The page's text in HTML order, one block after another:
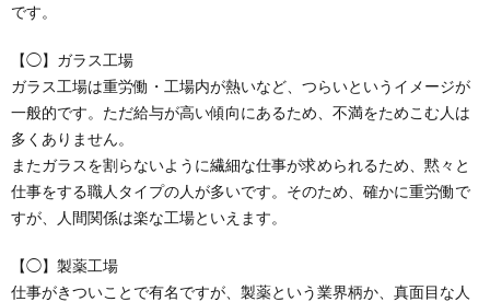
です。
【◯】ガラス工場
ガラス工場は重労働・工場内が熱いなど、つらいというイメージが
一般的です。ただ給与が高い傾向にあるため、不満をためこむ人は
多くありません。
またガラスを割らないように繊細な仕事が求められるため、黙々と
仕事をする職人タイプの人が多いです。そのため、確かに重労働で
すが、人間関係は楽な工場といえます。
【◯】製薬工場
仕事がきついことで有名ですが、製薬という業界柄か、真面目な人